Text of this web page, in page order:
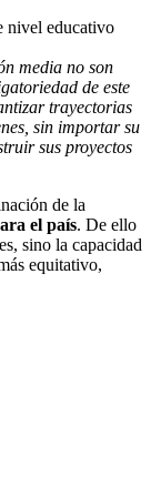
nivel educativo
media no son
de este
trayectorias
sin importar su
sus proyectos
de la
el país. De ello
sino la capacidad
equitativo,